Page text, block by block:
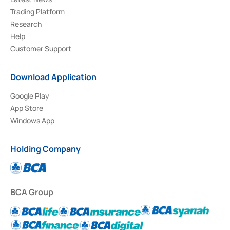
Trading Platform
Research
Help
Customer Support
Download Application
Google Play
App Store
Windows App
Holding Company
BCA Group